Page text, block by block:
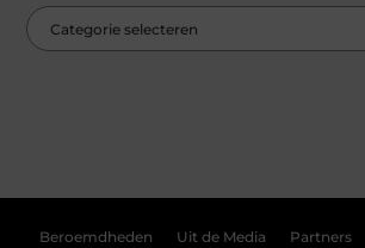
Beroemdheden Uit de Media Partners